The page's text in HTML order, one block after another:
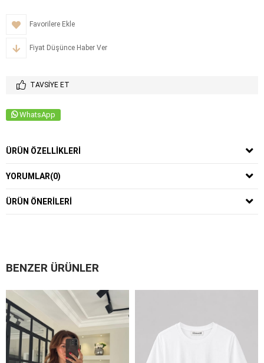
Favorilere Ekle
Fiyat Düşünce Haber Ver
TAVSIYE ET
WhatsApp
ÜRÜN ÖZELLIKLERI
YORUMLAR(0)
ÜRÜN ÖNERILERI
BENZER ÜRÜNLER